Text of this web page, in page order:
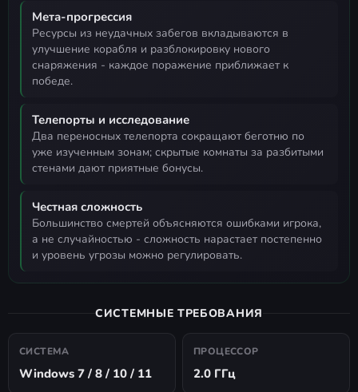
Мета-прогрессия
ресурсы из неудачных забегов вкладываются в
улучшение корабля и разблокировку нового
снаряжения - каждое поражение приближает к
победе.
Телепорты и исследование
два переносных телепорта сокращают беготню по
уже изученным зонам; скрытые комнаты за разбитыми
стенами дают приятные бонусы.
Честная сложность
большинство смертей объясняются ошибками игрока,
а не случайностью - сложность нарастает постепенно
и уровень угрозы можно регулировать.
СИСТЕМНЫЕ ТРЕБОВАНИЯ
СИСТЕМА
Windows 7 / 8 / 10 / 11
ПРОЦЕССОР
2.0 ГГц